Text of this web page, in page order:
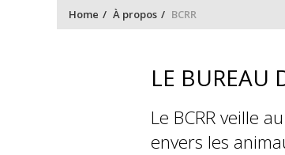
Home À propos BCRR
LE BUREAU
Le BCRR veille
envers les